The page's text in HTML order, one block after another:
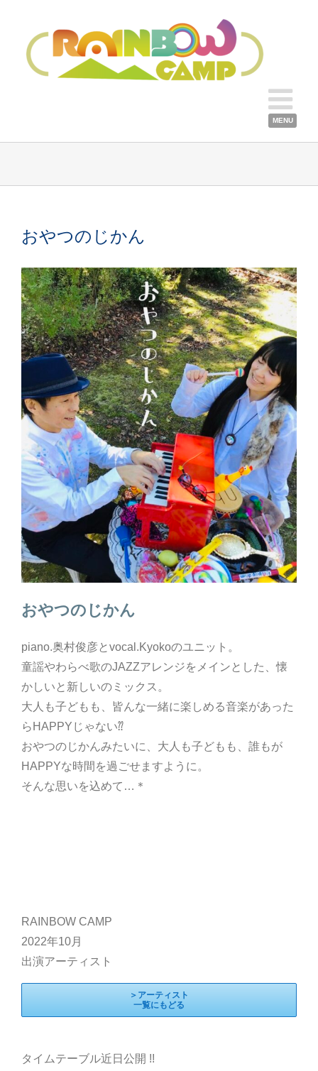
おやつのじかん
おやつのじかん
piano.奥村俊彦とvocal.Kyokoのユニット。
童謡やわらべ歌のJAZZアレンジをメインとした、懐
かしいと新しいのミックス。
大人も子どもも、皆んな一緒に楽しめる音楽があった
らHAPPYじゃない⁇
おやつのじかんみたいに、大人も子どもも、誰もが
HAPPYな時間を過ごせますように。
そんな思いを込めて…＊
RAINBOW CAMP
2022年10月
出演アーティスト
＞アーティスト
一覧にもどる
タイムテーブル近日公開 !!